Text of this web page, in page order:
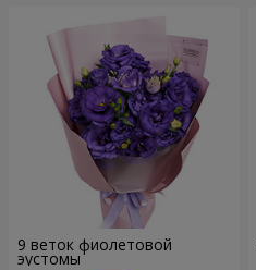
9 веток фиолетовой
эустомы